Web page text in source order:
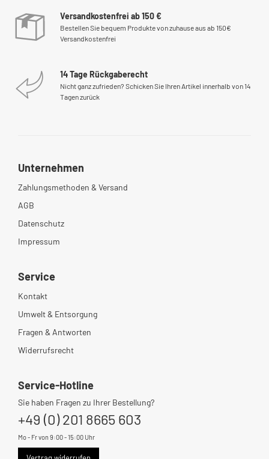
Versandkostenfrei ab 150 €
Bestellen Sie bequem Produkte von zuhause aus ab 150€
Versandkostenfrei
14 Tage Rückgaberecht
Nicht ganz zufrieden? Schicken Sie Ihren Artikel innerhalb von 14
Tagen zurück
Unternehmen
Zahlungsmethoden & Versand
AGB
Datenschutz
Impressum
Service
Kontakt
Umwelt & Entsorgung
Fragen & Antworten
Widerrufsrecht
Service-Hotline
Sie haben Fragen zu Ihrer Bestellung?
+49 (0) 201 8665 603
Mo - Fr von 9:00 - 15:00 Uhr